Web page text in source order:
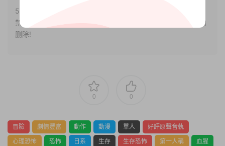
5.本站提供的所有資源僅供參考學習使用，版權歸原著所有，
禁止下載本站資源參與任何商業和非法行爲，請于24小時之内
删除!
0 0
冒險 劇情豐富 動作 動漫 單人
好評原聲音軌
心理恐怖
恐怖 日系 生存 生存恐怖 第一人稱
血腥